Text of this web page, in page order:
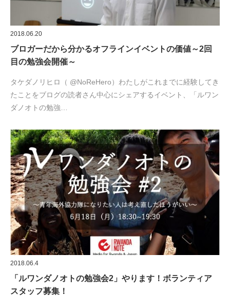
2018.06.20
ブロガーだから分かるオフラインイベントの価値～2回
目の勉強会開催～
タケダノリヒロ（ @NoReHero）わたしがこれまでに経験してき
たことをブログの読者さん中心にシェアするイベント、「ルワン
ダノオトの勉強…
2018.06.4
「ルワンダノオトの勉強会2」やります！ボランティア
スタッフ募集！